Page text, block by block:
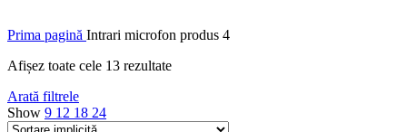
Prima pagină Intrari microfon produs 4
Afișez toate cele 13 rezultate
Arată filtrele
Show 9 12 18 24